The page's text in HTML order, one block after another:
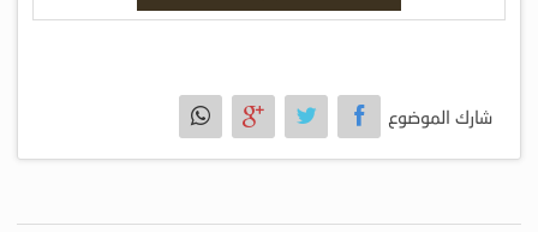
شارك الموضوع